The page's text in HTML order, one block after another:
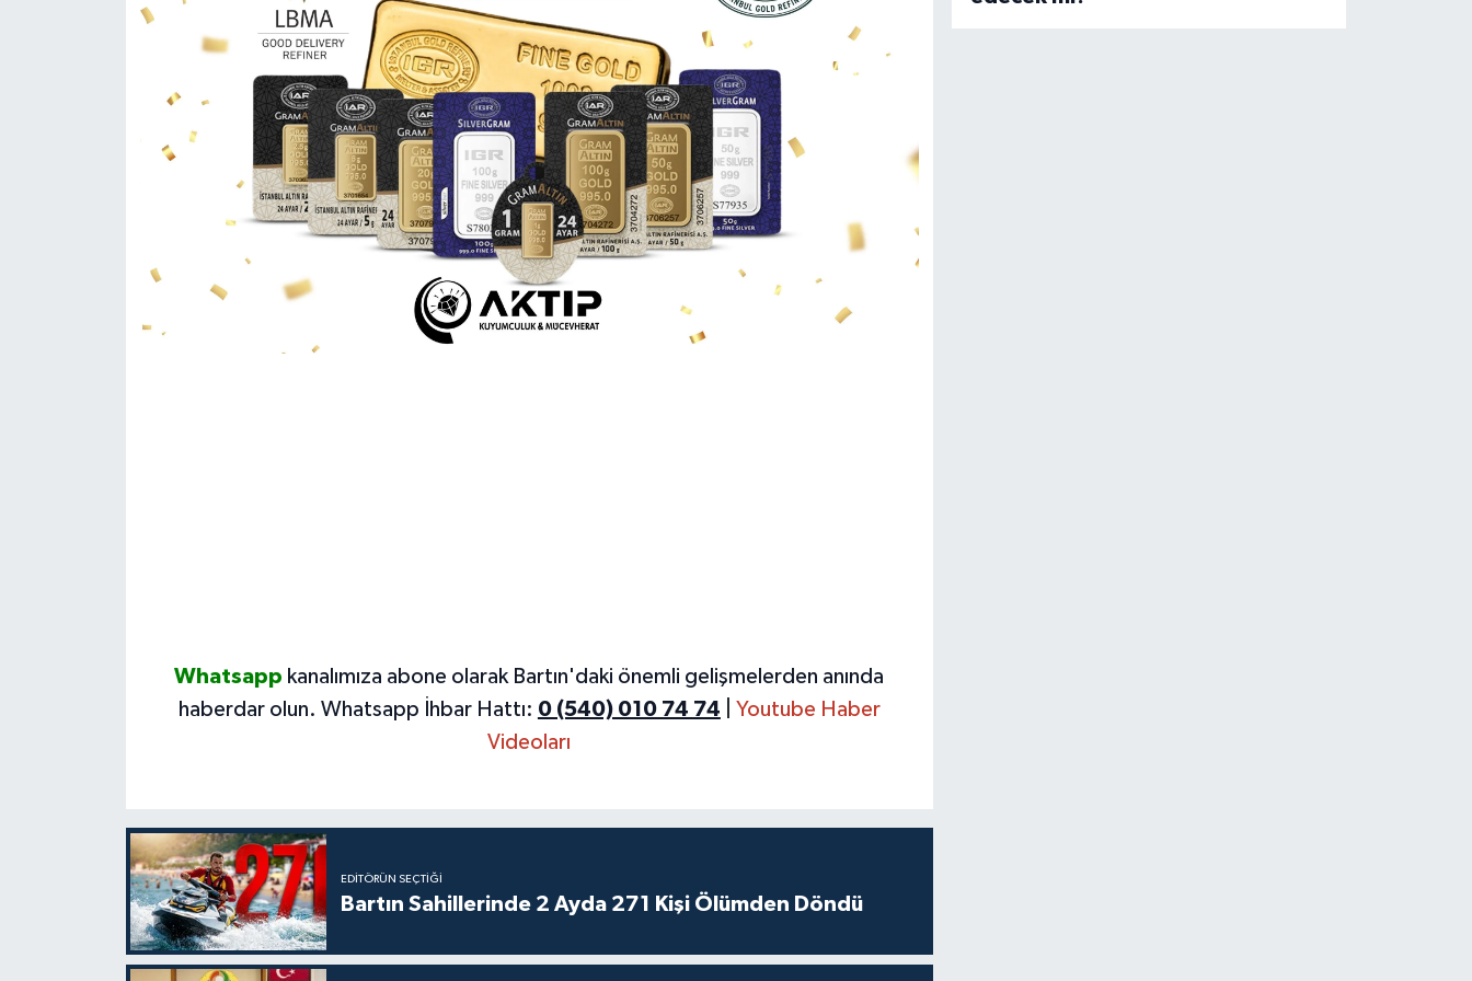
Whatsapp kanalımıza abone olarak Bartın'daki önemli gelişmelerden anında
haberdar olun. Whatsapp İhbar Hattı: 0 (540) 010 74 74
Youtube Haber
Videoları
EDITÖRÜN SEÇTIĞI
Bartın Sahillerinde 2 Ayda 271 Kişi Ölümden Döndü